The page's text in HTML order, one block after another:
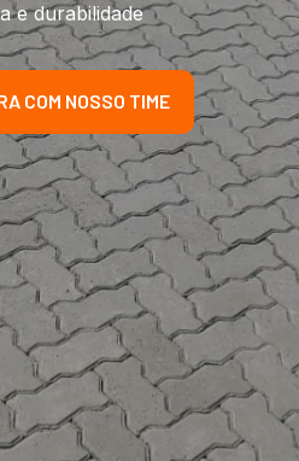
e durabilidade
COM NOSSO TIME